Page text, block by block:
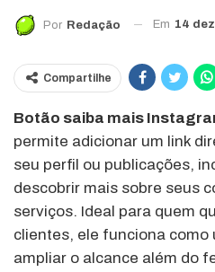
Por Redação Em 14
Compartilhe
Botão saiba mais
permite adicionar um link
seu perfil ou publicações,
descobrir mais sobre seus
serviços. Ideal para quem
clientes, ele funciona como
ampliar o alcance além do